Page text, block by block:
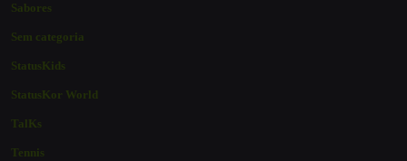
Sabores
Sem categoria
StatusKids
StatusKor World
TalKs
Tennis